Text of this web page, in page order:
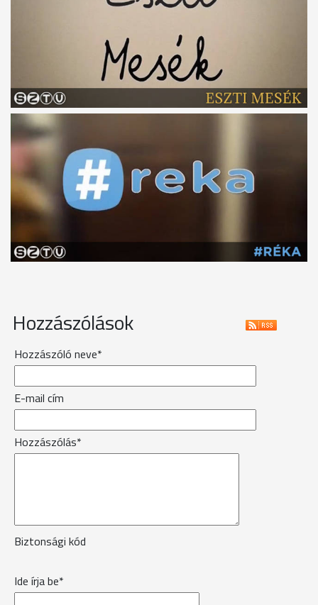
Hozzászólások
Hozzászóló neve*
E-mail cím
Hozzászólás*
Biztonsági kód
Ide írja be*